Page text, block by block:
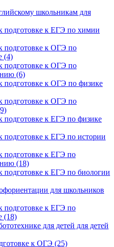
школьникам для
подготовке к ЕГЭ по химии
подготовке к ОГЭ по
(4)
подготовке к ОГЭ по
(6)
подготовке к ОГЭ по физике
подготовке к ОГЭ по
подготовке к ЕГЭ по физике
подготовке к ЕГЭ по истории
подготовке к ЕГЭ по
(18)
подготовке к ЕГЭ по биологии
для школьников
подготовке к ЕГЭ по
(18)
для детей для детей
к ОГЭ (25)